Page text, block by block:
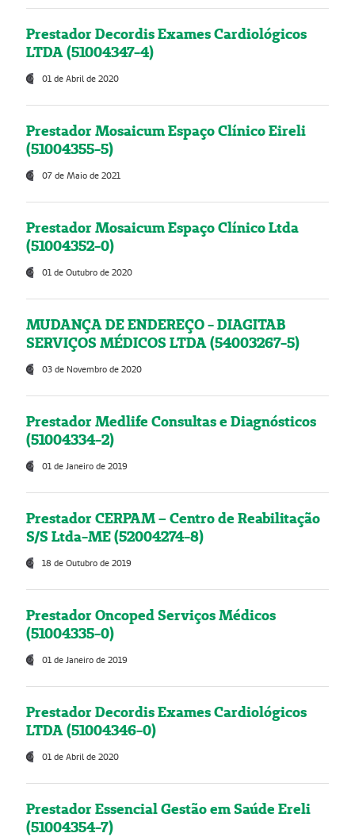
Prestador Decordis Exames Cardiológicos
LTDA (51004347-4)
01 de Abril de 2020
Prestador Mosaicum Espaço Clínico Eireli
(51004355-5)
07 de Maio de 2021
Prestador Mosaicum Espaço Clínico Ltda
(51004352-0)
01 de Outubro de 2020
MUDANÇA DE ENDEREÇO - DIAGITAB
SERVIÇOS MÉDICOS LTDA (54003267-5)
03 de Novembro de 2020
Prestador Medlife Consultas e Diagnósticos
(51004334-2)
01 de Janeiro de 2019
Prestador CERPAM – Centro de Reabilitação
S/S Ltda-ME (52004274-8)
18 de Outubro de 2019
Prestador Oncoped Serviços Médicos
(51004335-0)
01 de Janeiro de 2019
Prestador Decordis Exames Cardiológicos
LTDA (51004346-0)
01 de Abril de 2020
Prestador Essencial Gestão em Saúde Ereli
(51004354-7)